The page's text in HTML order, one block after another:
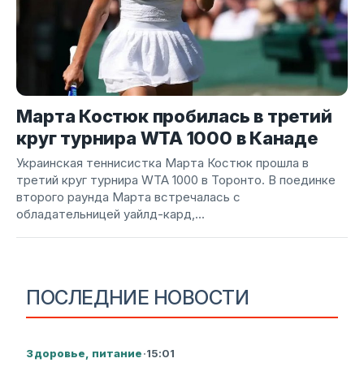
ПОСЛЕДНИЕ НОВОСТИ
Здоровье, питание·15:01
Марта Костюк пробилась в третий
круг турнира WTA 1000 в Канаде
Украинская теннисистка Марта Костюк прошла в
третий круг турнира WTA 1000 в Торонто. В поединке
второго раунда Марта встречалась с
обладательницей уайлд-кард,...